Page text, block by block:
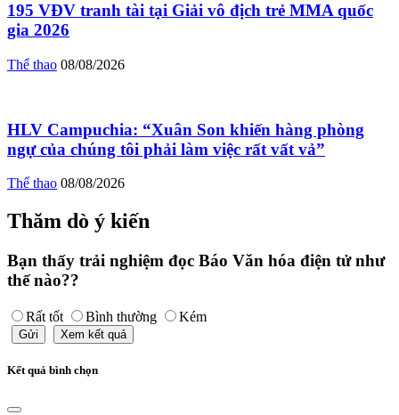
195 VĐV tranh tài tại Giải vô địch trẻ MMA quốc
gia 2026
Thể thao 08/08/2026
HLV Campuchia: “Xuân Son khiến hàng phòng
ngự của chúng tôi phải làm việc rất vất vả”
Thể thao 08/08/2026
Thăm dò ý kiến
Bạn thấy trải nghiệm đọc Báo Văn hóa điện tử như
thế nào??
Rất tốt Bình thường Kém
Gửi Xem kết quả
Kết quả bình chọn